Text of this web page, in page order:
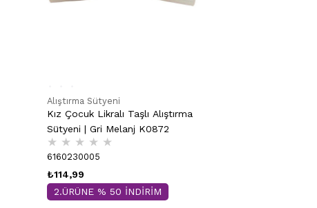
Alıştırma Sütyeni
Kız Çocuk Likralı Taşlı Alıştırma
Sütyeni | Gri Melanj K0872
★ ★ ★ ★ ★
6160230005
₺114,99
2.ÜRÜNE % 50 İNDİRİM